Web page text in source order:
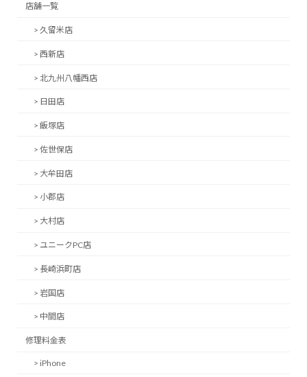
店舗一覧
> 久留米店
> 西新店
> 北九州八幡西店
> 日田店
> 飯塚店
> 佐世保店
> 大牟田店
> 小郡店
> 大村店
> ユニークPC店
> 長崎浜町店
> 岩国店
> 中間店
修理料金表
> iPhone